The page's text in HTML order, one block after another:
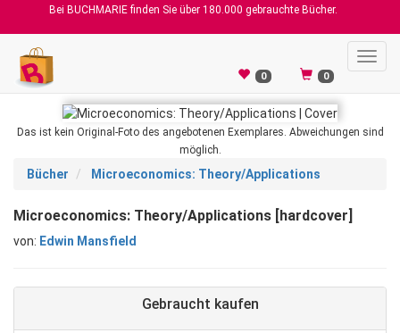
Bei BUCHMARIE finden Sie über 180.000 gebrauchte Bücher.
0 0
Das ist kein Original-Foto des angebotenen Exemplares. Abweichungen sind
möglich.
Bücher Microeconomics: Theory/Applications
Microeconomics: Theory/Applications [hardcover]
von: Edwin Mansfield
Gebraucht kaufen